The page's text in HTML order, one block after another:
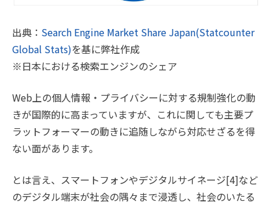
出典： Search Engine Market Share Japan(Statcounter
Global Stats)を基に弊社作成
※日本における検索エンジンのシェア
Web上の個人情報・プライバシーに対する規制強化の動
きが国際的に高まっていますが、これに関しても主要プ
ラットフォーマーの動きに追随しながら対応せざるを得
ない面があります。
とは言え、スマートフォンやデジタルサイネージ[4]など
のデジタル端末が社会の隅々まで浸透し、社会のいたる